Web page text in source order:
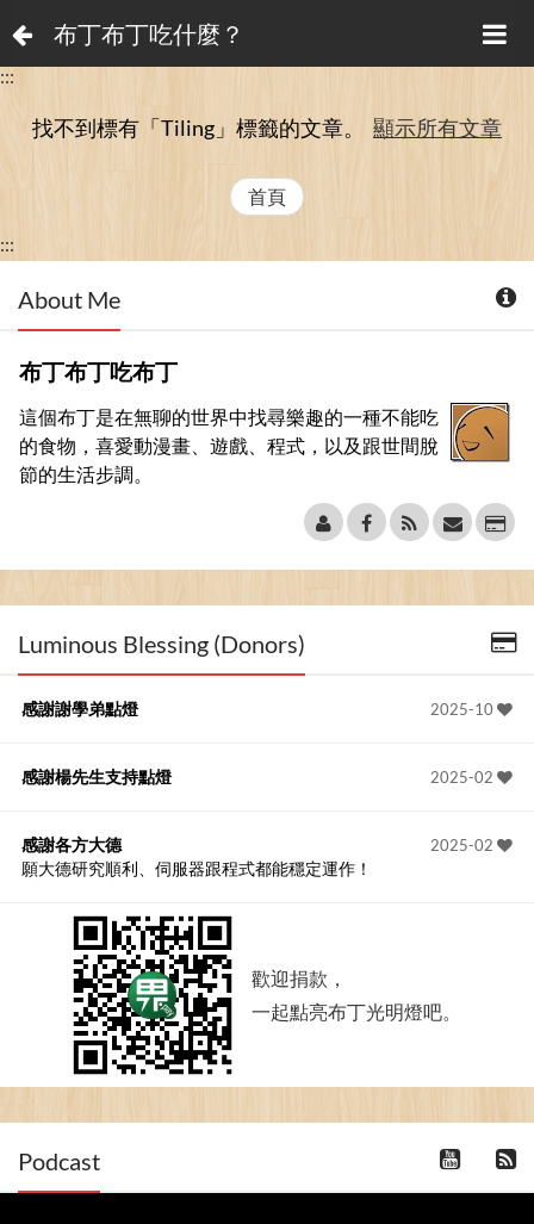
布丁布丁吃什麼？
:::
找不到標有「Tiling」 標籤的文章。 顯示所有文章
首頁
:::
About Me
布丁布丁吃布丁
這個布丁是在無聊的世界中找尋樂趣的一種不能吃
的食物，喜愛動漫畫、遊戲、程式，以及跟世間脫
節的生活步調。
Luminous Blessing (Donors)
2025-10
感謝謝學弟點燈
2025-02
感謝楊先生支持點燈
2025-02
感謝各方大德
願大德研究順利、伺服器跟程式都能穩定運作！
歡迎捐款，
一起點亮布丁光明燈吧。
Podcast